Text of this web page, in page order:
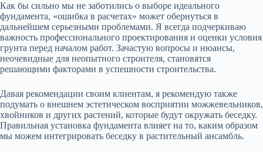
Как бы сильно мы не заботились о выборе идеального
фундамента, «ошибка в расчетах» может обернуться в
дальнейшем серьезными проблемами. Я всегда подчеркиваю
важность профессионального проектирования и оценки условия
грунта перед началом работ. Зачастую вопросы и нюансы,
неочевидные для неопытного строителя, становятся
решающими факторами в успешности строительства.
Давая рекомендации своим клиентам, я рекомендую также
подумать о внешнем эстетическом восприятии можжевельников,
хвойников и других растений, которые будут окружать беседку.
Правильная установка фундамента влияет на то, каким образом
мы можем интегрировать беседку в растительный ансамбль.